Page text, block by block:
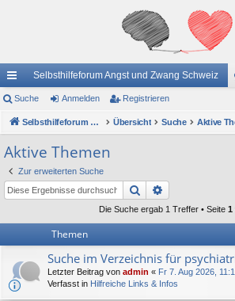
ch
ne
llz
ug
riff
Selbsthilfeforum Angst und Zwang Schweiz
Suche Anmelden Registrieren
Selbsthilfeforum Angst und Zwang Schweiz Übersicht Suche Aktive
Aktive Themen
Zur erweiterten Suche
Suche
Die Suche ergab 1 Treffer • Seite 1
Themen
Suche im Verzeichnis für
Letzter Beitrag von admin « Fr 7. Aug 2026,
Verfasst in Hilfreiche Links & Infos